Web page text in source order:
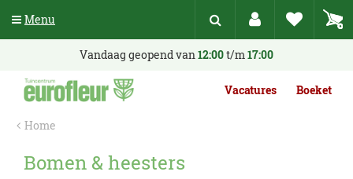
n
Home
Vandaag geopend van12:00t/m17:00
Vacatures Boeket
Bomen & heesters
Menu